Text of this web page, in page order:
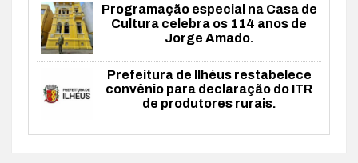
Programação especial na Casa de
Cultura celebra os 114 anos de
Jorge Amado.
Prefeitura de Ilhéus restabelece
convênio para declaração do ITR
de produtores rurais.